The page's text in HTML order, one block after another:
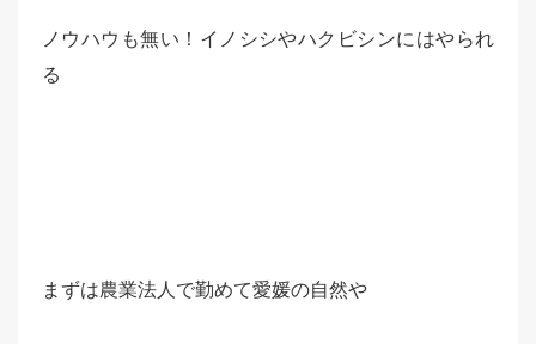
ノウハウも無い！イノシシやハクビシンにはやられ
る
まずは農業法人で勤めて愛媛の自然や